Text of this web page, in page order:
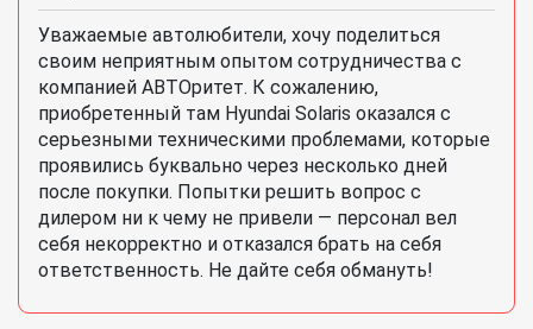
Уважаемые автолюбители, хочу поделиться
своим неприятным опытом сотрудничества с
компанией АВТОритет. К сожалению,
приобретенный там Hyundai Solaris оказался с
серьезными техническими проблемами, которые
проявились буквально через несколько дней
после покупки. Попытки решить вопрос с
дилером ни к чему не привели — персонал вел
себя некорректно и отказался брать на себя
ответственность. Не дайте себя обмануть!